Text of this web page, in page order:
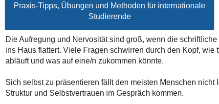
internationale
06-
30T09:30:00+02:00
06-
30T13:00:00+02:00
Praxis-Tipps, Übungen und Methoden für internationale
Studierende
Die Aufregung und Nervosität sind groß, wenn die
ins Haus flattert. Viele Fragen schwirren durch den Kopf,
abläuft und was auf eine/n zukommen könnte.
Sich selbst zu präsentieren fällt den meisten Menschen
Struktur und Selbstvertrauen im Gespräch kommen.